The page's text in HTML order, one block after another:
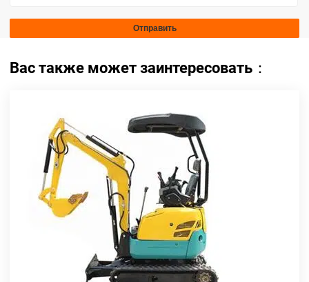
Вас также может заинтересовать：